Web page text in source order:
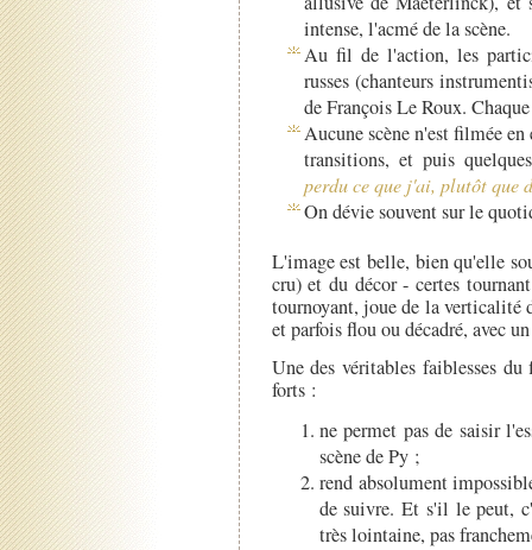
intense, l'acmé de la scène.
Au fil de l'action, les
russes (chanteurs
de François Le Roux.
Aucune scène n'est filmée
transitions, et puis
perdu ce que j'ai, plutôt que
On dévie souvent sur le
L'image est belle, bien qu'elle
cru) et du décor - certes
tournoyant, joue de la verticalité
et parfois flou ou décadré, avec
Une des véritables faiblesses
forts :
ne permet pas de saisir
scène de Py ;
rend absolument
de suivre. Et s'il le peut,
très lointaine, pas